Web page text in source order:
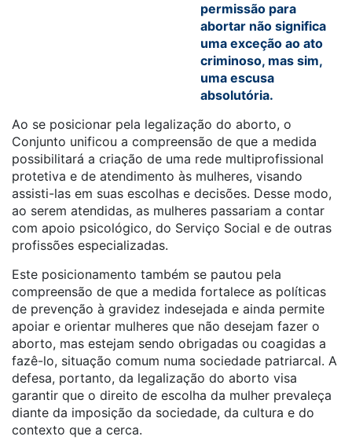
permissão para
abortar não significa
uma exceção ao ato
criminoso, mas sim,
uma escusa
absolutória.
Ao se posicionar pela legalização do aborto, o
Conjunto unificou a compreensão de que a medida
possibilitará a criação de uma rede multiprofissional
protetiva e de atendimento às mulheres, visando
assisti-las em suas escolhas e decisões. Desse modo,
ao serem atendidas, as mulheres passariam a contar
com apoio psicológico, do Serviço Social e de outras
profissões especializadas.
Este posicionamento também se pautou pela
compreensão de que a medida fortalece as políticas
de prevenção à gravidez indesejada e ainda permite
apoiar e orientar mulheres que não desejam fazer o
aborto, mas estejam sendo obrigadas ou coagidas a
fazê-lo, situação comum numa sociedade patriarcal. A
defesa, portanto, da legalização do aborto visa
garantir que o direito de escolha da mulher prevaleça
diante da imposição da sociedade, da cultura e do
contexto que a cerca.